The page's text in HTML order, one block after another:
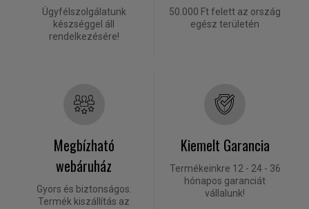
Ügyfélszolgálatunk
készséggel áll
rendelkezésére!
50.000 Ft felett az ország
egész területén
Megbízható
webáruház
Gyors és biztonságos.
Termék kiszállítás az
Kiemelt Garancia
Termékeinkre 12 - 24 - 36
hónapos garanciát
vállalunk!